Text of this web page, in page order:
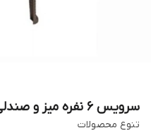
سرویس ۶ نفره میز و صندلی اقتصادی
تنوع محصولات